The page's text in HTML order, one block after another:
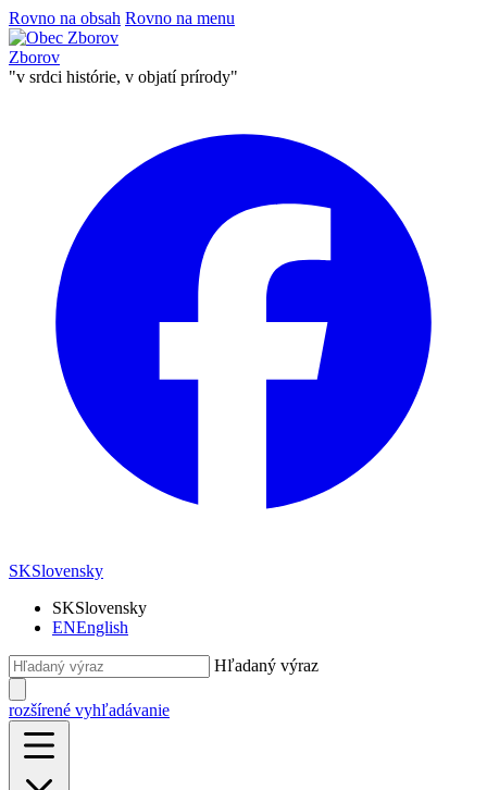
Rovno na obsah Rovno na menu
Zborov
"v srdci histórie, v objatí prírody"
SKSlovensky
SKSlovensky
ENEnglish
Hľadaný výraz
rozšírené vyhľadávanie